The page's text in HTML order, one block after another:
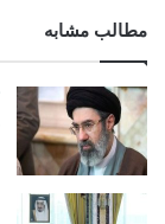
مطالب مشابه